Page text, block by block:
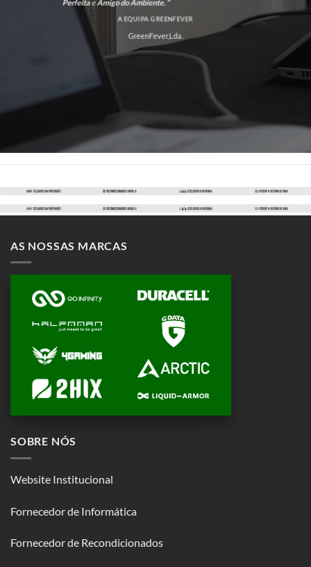
PerfeitaeAmigo do Ambiente. “
A EQUIPA GREENFEVER
GreenFever,Lda.
AS NOSSAS MARCAS
SOBRE NÓS
Website Institucional
Fornecedor de Informática
Fornecedor de Recondicionados